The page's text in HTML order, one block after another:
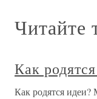
Читайте
Как
Как родятся идеи?